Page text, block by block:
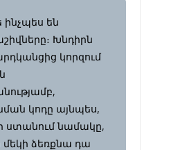
ինչպես են
Խնդիրն
կորզում
կոդը այնպես,
ստանում նամակը,
մեկի ձեռքնա դա